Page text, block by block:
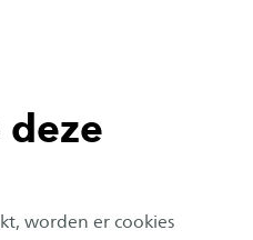
deze
worden er cookies
werkt samen met
opleidingen op
zoals Industrieel